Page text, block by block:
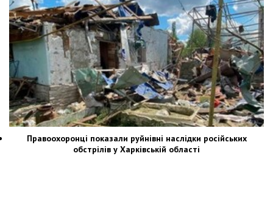
Правоохоронці показали руйнівні наслідки російських
обстрілів у Харківській області